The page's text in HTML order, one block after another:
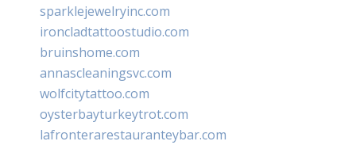
sparklejewelryinc.com
ironcladtattoostudio.com
bruinshome.com
annascleaningsvc.com
wolfcitytattoo.com
oysterbayturkeytrot.com
lafronterarestauranteybar.com